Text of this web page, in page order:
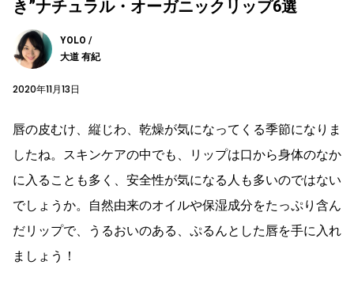
き”ナチュラル・オーガニックリップ6選
YOLO /
大道 有紀
2020年11月13日
唇の皮むけ、縦じわ、乾燥が気になってくる季節になりま
したね。スキンケアの中でも、リップは口から身体のなか
に入ることも多く、安全性が気になる人も多いのではない
でしょうか。自然由来のオイルや保湿成分をたっぷり含ん
だリップで、うるおいのある、ぷるんとした唇を手に入れ
ましょう！